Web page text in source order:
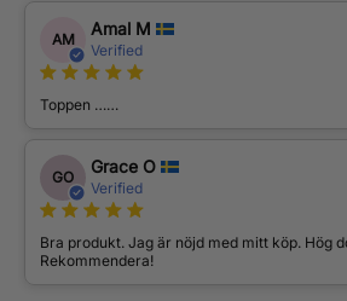
AM
Amal M
Verified
Toppen ……
GO
Grace O
Verified
Bra produkt. Jag är nöjd med mitt köp. Hög
Rekommendera!